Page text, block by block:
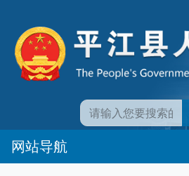
网站导航